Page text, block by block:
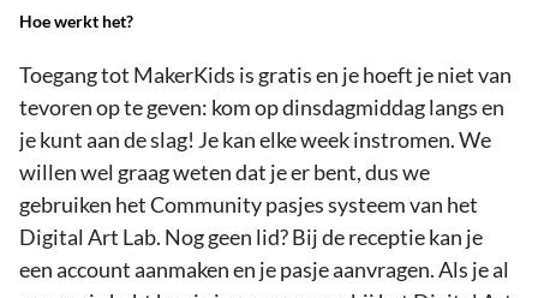
Hoe werkt het?
Toegang tot MakerKids is gratis en je hoeft je niet van
tevoren op te geven: kom op dinsdagmiddag langs en
je kunt aan de slag! Je kan elke week instromen. We
willen wel graag weten dat je er bent, dus we
gebruiken het Community pasjes systeem van het
Digital Art Lab. Nog geen lid? Bij de receptie kan je
een account aanmaken en je pasje aanvragen. Als je al